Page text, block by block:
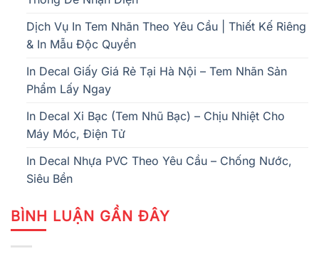
Dịch Vụ In Tem Nhãn Theo Yêu Cầu | Thiết Kế Riêng
& In Mẫu Độc Quyền
In Decal Giấy Giá Rẻ Tại Hà Nội – Tem Nhãn Sản
Phẩm Lấy Ngay
In Decal Xi Bạc (Tem Nhũ Bạc) – Chịu Nhiệt Cho
Máy Móc, Điện Tử
In Decal Nhựa PVC Theo Yêu Cầu – Chống Nước,
Siêu Bền
BÌNH LUẬN GẦN ĐÂY